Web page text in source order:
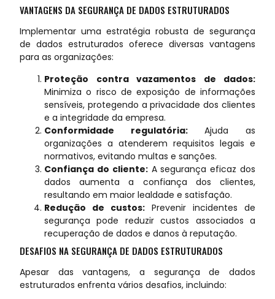
VANTAGENS DA SEGURANÇA DE DADOS ESTRUTURADOS
Implementar uma estratégia robusta de segurança
de dados estruturados oferece diversas vantagens
para as organizações:
Proteção contra vazamentos de dados:
Minimiza o risco de exposição de informações
sensíveis, protegendo a privacidade dos clientes
e a integridade da empresa.
Conformidade regulatória:Ajuda as
organizações a atenderem requisitos legais e
normativos, evitando multas e sanções.
Confiança do cliente:A segurança eficaz dos
dados aumenta a confiança dos clientes,
resultando em maior lealdade e satisfação.
Redução de custos: Prevenir incidentes de
segurança pode reduzir custos associados a
recuperação de dados e danos à reputação.
DESAFIOS NA SEGURANÇA DE DADOS ESTRUTURADOS
Apesar das vantagens, a segurança de dados
estruturados enfrenta vários desafios, incluindo: